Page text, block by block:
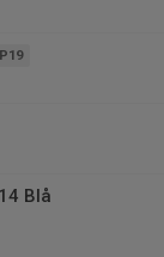
Blå